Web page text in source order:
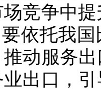
竞争中
依托我
推动服务
出口，